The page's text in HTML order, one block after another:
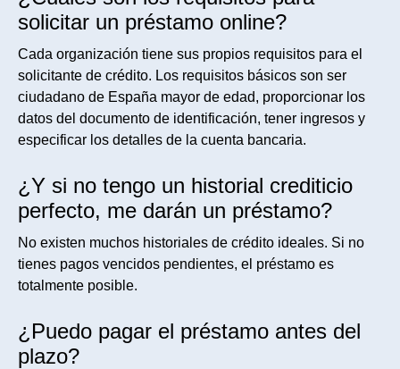
solicitar un préstamo online?
Cada organización tiene sus propios requisitos para el
solicitante de crédito. Los requisitos básicos son ser
ciudadano de España mayor de edad, proporcionar los
datos del documento de identificación, tener ingresos y
especificar los detalles de la cuenta bancaria.
¿Y si no tengo un historial crediticio
perfecto, me darán un préstamo?
No existen muchos historiales de crédito ideales. Si no
tienes pagos vencidos pendientes, el préstamo es
totalmente posible.
¿Puedo pagar el préstamo antes del
plazo?